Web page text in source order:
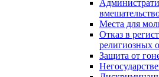
Места для
Отказ в
религиозных
Защита от